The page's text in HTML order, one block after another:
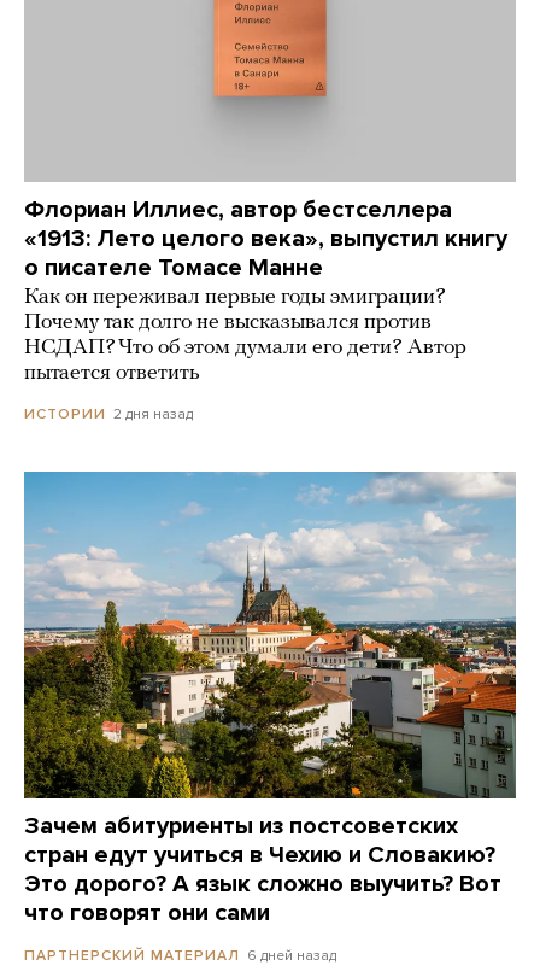
Флориан Иллиес, автор бестселлера
«1913: Лето целого века», выпустил книгу
о писателе Томасе Манне
Как он переживал первые годы эмиграции?
Почему так долго не высказывался против
НСДАП? Что об этом думали его дети? Автор
пытается ответить
ИСТОРИИ 2 дня назад
Зачем абитуриенты из постсоветских
стран едут учиться в Чехию и Словакию?
Это дорого? А язык сложно выучить? Вот
что говорят они сами
ПАРТНЕРСКИЙ МАТЕРИАЛ 6 дней назад